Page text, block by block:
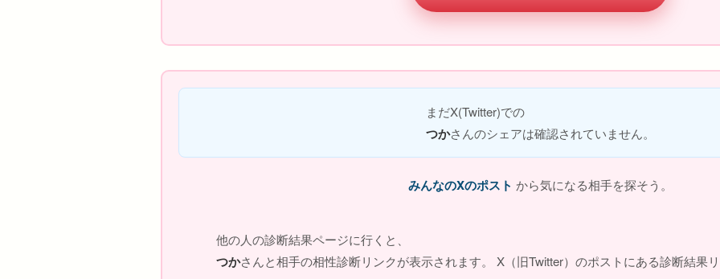
まだX(Twitter)での
つかさんのシェアは確認されていません。
みんなのXのポスト から気になる相手を探そう。
他の人の診断結果ページに行くと、
つかさんと相手の相性診断リンクが表示されます。 X（旧Twitter）のポストにある診断結果